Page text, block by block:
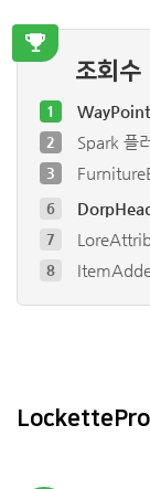
조회수
6
7
8
1
2 Spark 플
3
LockettePro